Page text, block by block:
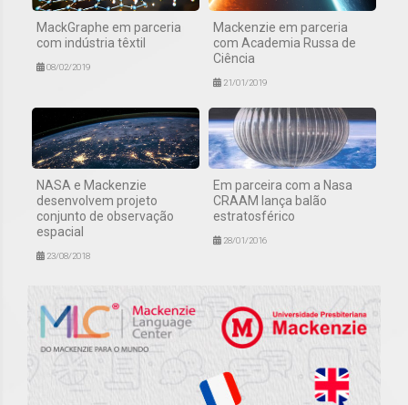
MackGraphe em parceria
com indústria têxtil
08/02/2019
Mackenzie em parceria
com Academia Russa de
Ciência
21/01/2019
NASA e Mackenzie
desenvolvem projeto
conjunto de observação
espacial
23/08/2018
Em parceira com a Nasa
CRAAM lança balão
estratosférico
28/01/2016